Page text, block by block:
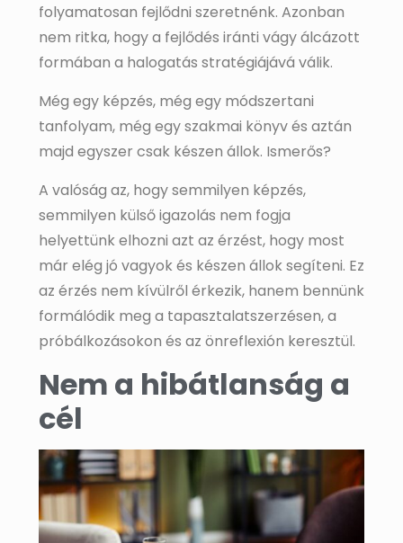
folyamatosan fejlődni szeretnénk. Azonban
nem ritka, hogy a fejlődés iránti vágy álcázott
formában a halogatás stratégiájává válik.
Még egy képzés, még egy módszertani
tanfolyam, még egy szakmai könyv és aztán
majd egyszer csak készen állok. Ismerős?
A valóság az, hogy semmilyen képzés,
semmilyen külső igazolás nem fogja
helyettünk elhozni azt az érzést, hogy most
már elég jó vagyok és készen állok segíteni. Ez
az érzés nem kívülről érkezik, hanem bennünk
formálódik meg a tapasztalatszerzésen, a
próbálkozásokon és az önreflexión keresztül.
Nem a hibátlanság a
cél